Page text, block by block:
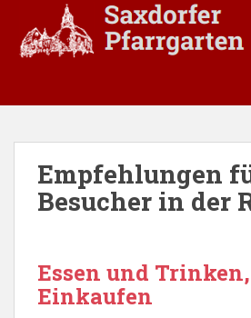
Empfehlungen
Besucher in der
Essen und Trinken,
Einkaufen